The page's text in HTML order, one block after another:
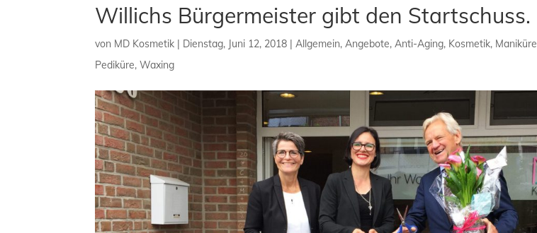
Willichs Bürgermeister gibt den Startschuss.
von MD Kosmetik | Dienstag, Juni 12, 2018 |Allgemein,Angebote,Anti-Aging, Kosmetik, Maniküre
Pediküre,Waxing